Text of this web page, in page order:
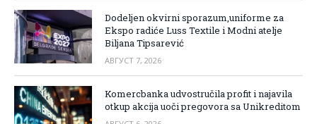
Dodeljen okvirni sporazum,uniforme za
Ekspo radiće Luss Textile i Modni atelje
Biljana Tipsarević
АВГУСТ 7, 2026
Komercbanka udvostručila profit i najavila
otkup akcija uoči pregovora sa Unikreditom